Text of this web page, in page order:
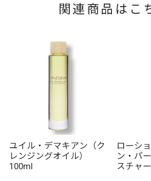
関連商品はこ
ユイル・デマキアン（ク
レンジングオイル）
100ml
ローシ
ン・パ
スチャ